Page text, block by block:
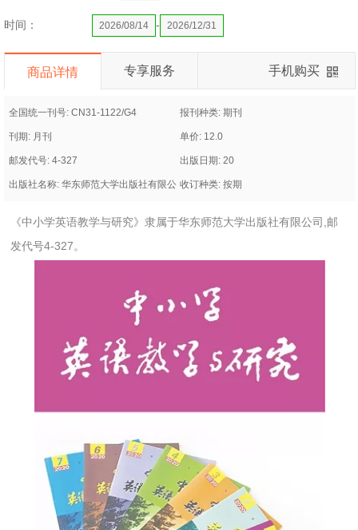
时间： 2026/08/14 - 2026/12/31
商品详情 专享服务 手机购买
全国统一刊号: CN31-1122/G4 报刊种类: 期刊
刊期: 月刊 单价: 12.0
邮发代号: 4-327 出版日期: 20
出版社名称: 华东师范大学出版社有限公 收订种类: 按期
《中小学英语教学与研究》隶属于华东师范大学出版社有限公司,邮
发代号4-327。